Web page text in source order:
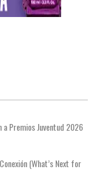
a Premios Juventud 2026
(What’s Next for